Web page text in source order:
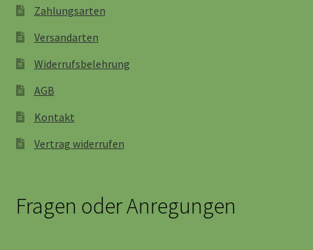
Zahlungsarten
Versandarten
Widerrufsbelehrung
AGB
Kontakt
Vertrag widerrufen
Fragen oder Anregungen